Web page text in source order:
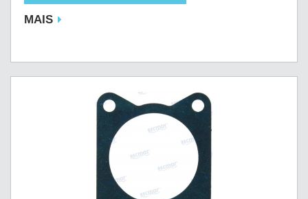
MAIS